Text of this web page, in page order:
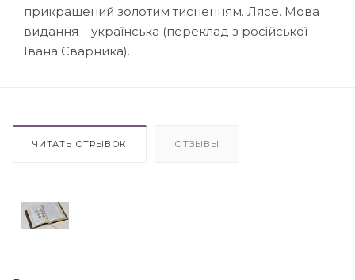
прикрашений золотим тисненням. Лясе. Мова
видання – українська (переклад з російської
Івана Сварника).
ЧИТАТЬ ОТРЫВОК ОТЗЫВЫ